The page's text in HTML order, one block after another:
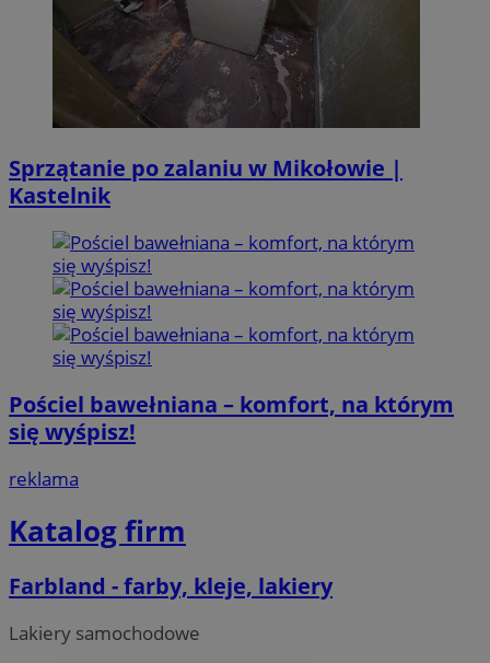
Sprzątanie po zalaniu w Mikołowie |
Kastelnik
Pościel bawełniana – komfort, na którym
się wyśpisz!
reklama
Katalog firm
Farbland - farby, kleje, lakiery
Lakiery samochodowe